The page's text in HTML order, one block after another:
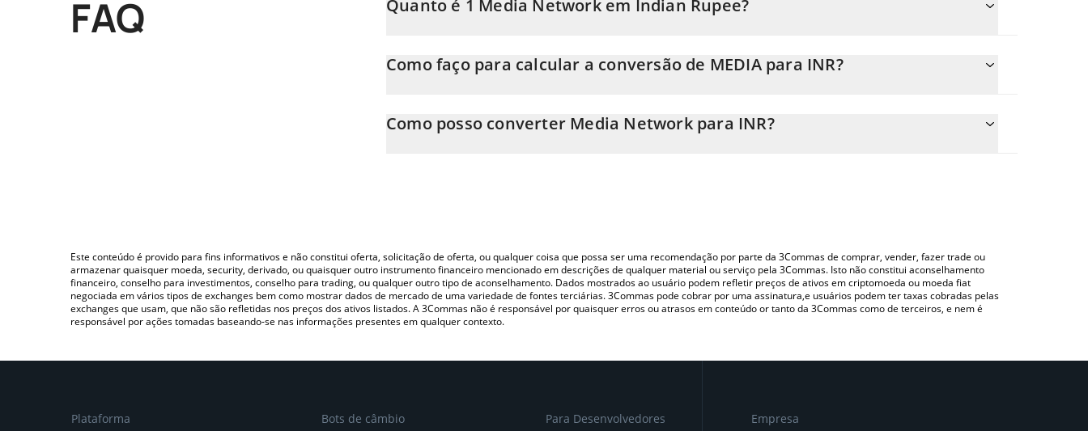
FAQ Quanto é 1 Media Network em Indian Rupee?
Neste momento, 1 Media Network equivale a 9.96 INR
Como faço para calcular a conversão de MEDIA para INR?
simplesmente inserindo a quantidade de Media Network no campo correspondente e converterá automaticamente
o valor em Indian Rupee (INR).
Como posso converter Media Network para INR?
Este conteúdo é provido para fins informativos e não constitui oferta, solicitação de oferta, ou qualquer coisa que possa ser uma recomendação por parte da 3Commas de comprar, vender, fazer trade ou
armazenar quaisquer moeda, security, derivado, ou quaisquer outro instrumento financeiro mencionado em descrições de qualquer material ou serviço pela 3Commas. Isto não constitui aconselhamento
financeiro, conselho para investimentos, conselho para trading, ou qualquer outro tipo de aconselhamento. Dados mostrados ao usuário podem refletir preços de ativos em criptomoeda ou moeda fiat
negociada em vários tipos de exchanges bem como mostrar dados de mercado de uma variedade de fontes terciárias. 3Commas pode cobrar por uma assinatura,e usuários podem ter taxas cobradas pelas
exchanges que usam, que não são refletidas nos preços dos ativos listados. A 3Commas não é responsável por quaisquer erros ou atrasos em conteúdo or tanto da 3Commas como de terceiros, e nem é
responsável por ações tomadas baseando-se nas informações presentes em qualquer contexto.
Plataforma Bots de câmbio Para Desenvolvedores Empresa